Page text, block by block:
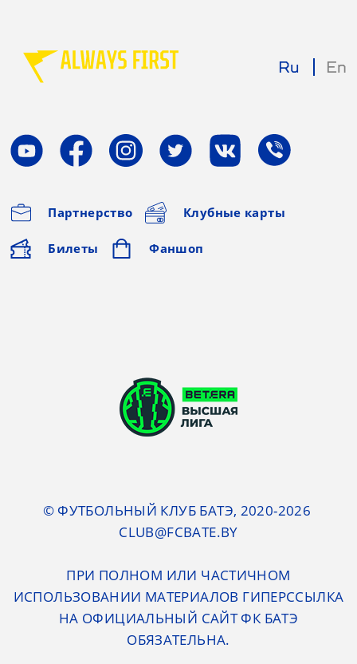
Ru En
Партнерство Клубные карты
Билеты Фаншоп
© ФУТБОЛЬНЫЙ КЛУБ БАТЭ, 2020-2026
CLUB@FCBATE.BY
ПРИ ПОЛНОМ ИЛИ ЧАСТИЧНОМ
ИСПОЛЬЗОВАНИИ МАТЕРИАЛОВ ГИПЕРССЫЛКА
НА ОФИЦИАЛЬНЫЙ САЙТ ФК БАТЭ
ОБЯЗАТЕЛЬНА.